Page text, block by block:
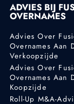
ADVIES BIJ
OVERNAMES
Advies Over
Overnames Aan
Verkoopzijde
Advies Over
Overnames Aan
Koopzijde
Roll-Up M&A-